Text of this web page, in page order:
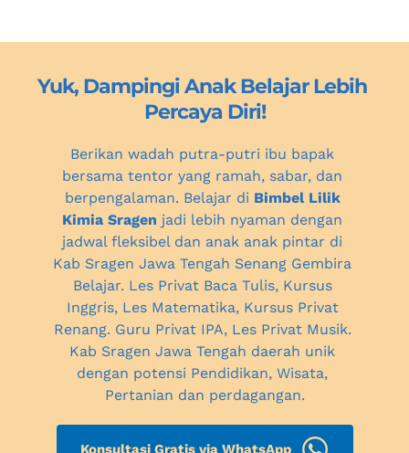
Yuk, Dampingi Anak Belajar Lebih
Percaya Diri!
Berikan wadah putra-putri ibu bapak
bersama tentor yang ramah, sabar, dan
berpengalaman. Belajar di Bimbel Lilik
Kimia Sragen jadi lebih nyaman dengan
jadwal fleksibel dan anak anak pintar di
Kab Sragen Jawa Tengah Senang Gembira
Belajar. Les Privat Baca Tulis, Kursus
Inggris, Les Matematika, Kursus Privat
Renang. Guru Privat IPA, Les Privat Musik.
Kab Sragen Jawa Tengah daerah unik
dengan potensi Pendidikan, Wisata,
Pertanian dan perdagangan.
Konsultasi Gratis via WhatsApp